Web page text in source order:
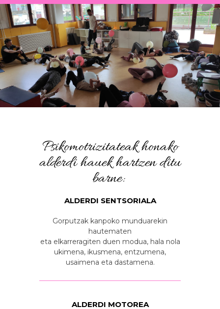
Psikomotrizitateak honako
alderdi hauek hartzen ditu
barne:
ALDERDI SENTSORIALA
Gorputzak kanpoko munduarekin
hautematen
eta elkarreragiten duen modua, hala nola
ukimena, ikusmena, entzumena,
usaimena eta dastamena.
ALDERDI MOTOREA